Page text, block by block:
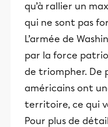
qu’à rallier un
qui ne sont pas
L’armée de
par la force
de triompher. De
américains ont
territoire, ce qui
Pour plus de